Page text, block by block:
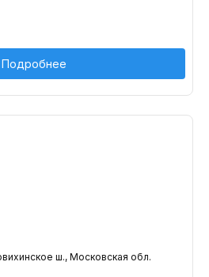
Подробнее
ш., Московская обл.